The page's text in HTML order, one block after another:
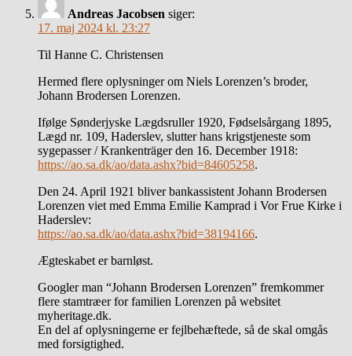
Andreas Jacobsen siger:
17. maj 2024 kl. 23:27
Til Hanne C. Christensen
Hermed flere oplysninger om Niels Lorenzen’s broder,
Johann Brodersen Lorenzen.
Ifølge Sønderjyske Lægdsruller 1920, Fødselsårgang 1895,
Lægd nr. 109, Haderslev, slutter hans krigstjeneste som
sygepasser / Krankenträger den 16. December 1918:
https://ao.sa.dk/ao/data.ashx?bid=84605258.
Den 24. April 1921 bliver bankassistent Johann Brodersen
Lorenzen viet med Emma Emilie Kamprad i Vor Frue Kirke i
Haderslev:
https://ao.sa.dk/ao/data.ashx?bid=38194166.
Ægteskabet er barnløst.
Googler man “Johann Brodersen Lorenzen” fremkommer
flere stamtræer for familien Lorenzen på websitet
myheritage.dk.
En del af oplysningerne er fejlbehæftede, så de skal omgås
med forsigtighed.